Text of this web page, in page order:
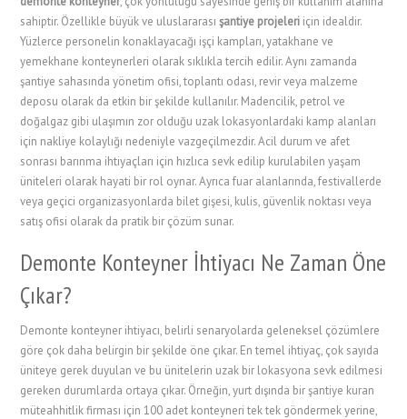
sahiptir. Özellikle büyük ve uluslararasışantiye projeleri için idealdir.
Yüzlerce personelin konaklayacağı işçi kampları, yatakhane ve
yemekhane konteynerleri olarak sıklıkla tercih edilir. Aynı zamanda
şantiye sahasında yönetim ofisi, toplantı odası, revir veya malzeme
deposu olarak da etkin bir şekilde kullanılır. Madencilik, petrol ve
doğalgaz gibi ulaşımın zor olduğu uzak lokasyonlardaki kamp alanları
için nakliye kolaylığı nedeniyle vazgeçilmezdir. Acil durum ve afet
sonrası barınma ihtiyaçları için hızlıca sevk edilip kurulabilen yaşam
üniteleri olarak hayati bir rol oynar. Ayrıca fuar alanlarında, festivallerde
veya geçici organizasyonlarda bilet gişesi, kulis, güvenlik noktası veya
satış ofisi olarak da pratik bir çözüm sunar.
Demonte Konteyner İhtiyacı Ne Zaman Öne
Çıkar?
Demonte konteyner ihtiyacı, belirli senaryolarda geleneksel çözümlere
göre çok daha belirgin bir şekilde öne çıkar. En temel ihtiyaç, çok sayıda
üniteye gerek duyulan ve bu ünitelerin uzak bir lokasyona sevk edilmesi
gereken durumlarda ortaya çıkar. Örneğin, yurt dışında bir şantiye kuran
müteahhitlik firması için 100 adet konteyneri tek tek göndermek yerine,